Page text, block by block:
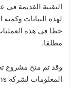
لهذه البيانات
خطا في هذه العمليات
مطلقا.
وقد تم منح مشروع